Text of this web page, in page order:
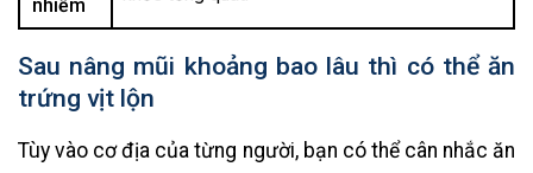
nhiễm
Sau nâng mũi khoảng bao lâu thì có thể ăn
trứng vịt lộn
Tùy vào cơ địa của từng người, bạn có thể cân nhắc ăn